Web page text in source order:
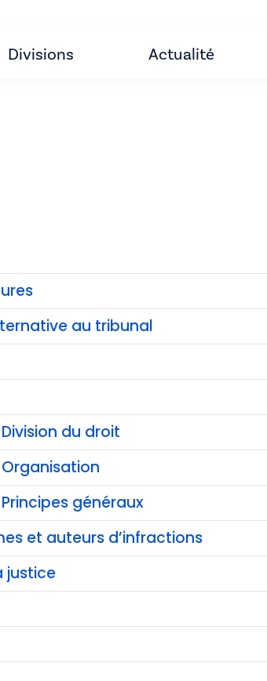
Divisions Actualité
au tribunal
du droit
généraux
et auteurs d’infractions
justice